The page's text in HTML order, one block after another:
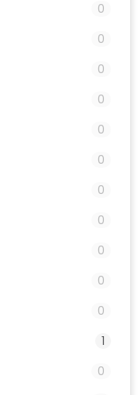
0
0
0
0
0
0
0
0
0
0
0
1
0